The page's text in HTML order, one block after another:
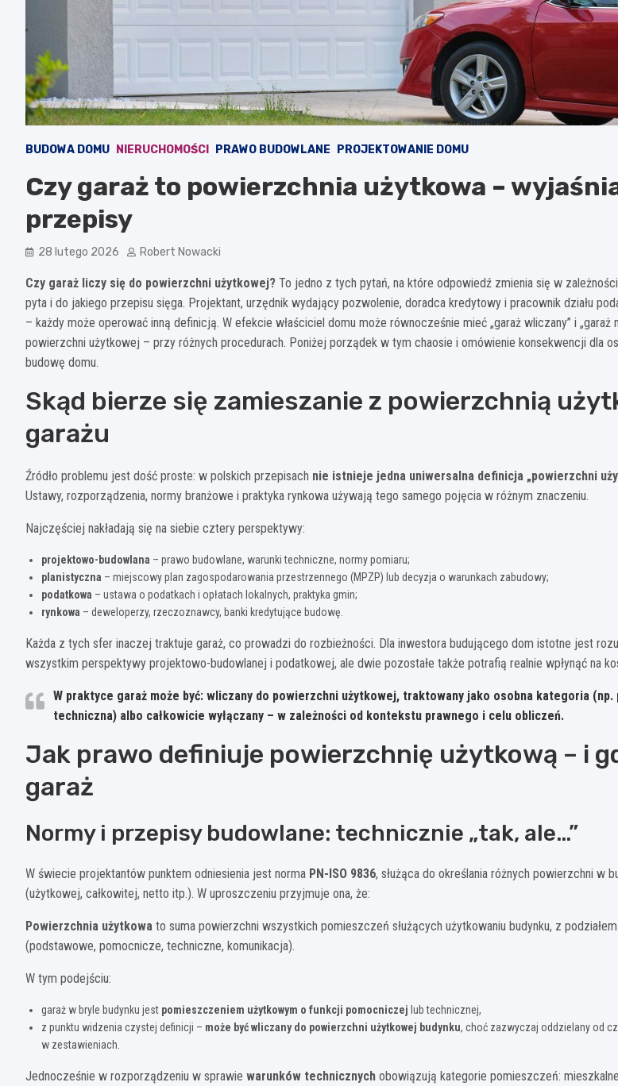
BUDOWA DOMU NIERUCHOMOŚCI PRAWO BUDOWLANE PROJEKTOWANIE DOMU
Czy garaż to powierzchnia użytkowa –
przepisy
28 lutego 2026 Robert Nowacki
Czy garaż liczy się do powierzchni użytkowej? To jedno z tych pytań, na które odpowiedź zmienia się w
pyta i do jakiego przepisu sięga. Projektant, urzędnik wydający pozwolenie, doradca kredytowy i pracownik działu
– każdy może operować inną definicją. W efekcie właściciel domu może równocześnie mieć „garaż wliczany” i „garaż
powierzchni użytkowej – przy różnych procedurach. Poniżej porządek w tym chaosie i omówienie konsekwencji dla
budowę domu.
Skąd bierze się zamieszanie z powierzchnią
garażu
Źródło problemu jest dość proste: w polskich przepisach nie istnieje jedna uniwersalna definicja „powierzchni
Ustawy, rozporządzenia, normy branżowe i praktyka rynkowa używają tego samego pojęcia w różnym znaczeniu.
Najczęściej nakładają się na siebie cztery perspektywy:
projektowo-budowlana – prawo budowlane, warunki techniczne, normy pomiaru;
planistyczna – miejscowy plan zagospodarowania przestrzennego (MPZP) lub decyzja o warunkach zabudowy;
podatkowa – ustawa o podatkach i opłatach lokalnych, praktyka gmin;
rynkowa – deweloperzy, rzeczoznawcy, banki kredytujące budowę.
Każda z tych sfer inaczej traktuje garaż, co prowadzi do rozbieżności. Dla inwestora budującego dom istotne jest
wszystkim perspektywy projektowo-budowlanej i podatkowej, ale dwie pozostałe także potrafią realnie wpłynąć na
W praktyce garaż może być: wliczany do powierzchni użytkowej, traktowany jako osobna kategoria (np.
techniczna) albo całkowicie wyłączany – w zależności od kontekstu prawnego i celu obliczeń.
Jak prawo definiuje powierzchnię użytkową – i
garaż
Normy i przepisy budowlane: technicznie „tak, ale…”
W świecie projektantów punktem odniesienia jest norma PN-ISO 9836, służąca do określania różnych powierzchni w
(użytkowej, całkowitej, netto itp.). W uproszczeniu przyjmuje ona, że:
Powierzchnia użytkowa to suma powierzchni wszystkich pomieszczeń służących użytkowaniu budynku, z
(podstawowe, pomocnicze, techniczne, komunikacja).
W tym podejściu:
garaż w bryle budynku jest pomieszczeniem użytkowym o funkcji pomocniczej lub technicznej,
z punktu widzenia czystej definicji – może być wliczany do powierzchni użytkowej budynku, choć zazwyczaj oddzielany od
w zestawieniach.
Jednocześnie w rozporządzeniu w sprawie warunków technicznych obowiązują kategorie pomieszczeń: